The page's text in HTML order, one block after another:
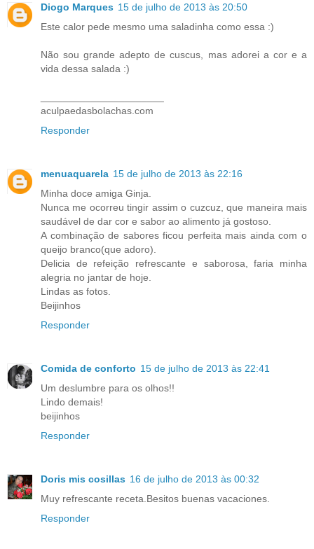
Diogo Marques 15 de julho de 2013 às 20:50
Este calor pede mesmo uma saladinha como essa :)
Não sou grande adepto de cuscus, mas adorei a cor e a
vida dessa salada :)
aculpaedasbolachas.com
Responder
menuaquarela 15 de julho de 2013 às 22:16
Minha doce amiga Ginja.
Nunca me ocorreu tingir assim o cuzcuz, que maneira mais
saudável de dar cor e sabor ao alimento já gostoso.
A combinação de sabores ficou perfeita mais ainda com o
queijo branco(que adoro).
Delicia de refeição refrescante e saborosa, faria minha
alegria no jantar de hoje.
Lindas as fotos.
Beijinhos
Responder
Comida de conforto 15 de julho de 2013 às 22:41
Um deslumbre para os olhos!!
Lindo demais!
beijinhos
Responder
Doris mis cosillas 16 de julho de 2013 às 00:32
Muy refrescante receta.Besitos buenas vacaciones.
Responder